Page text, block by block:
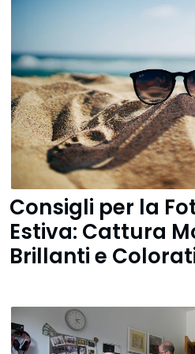
Consigli per la
Estiva: Cattura
Brillanti e